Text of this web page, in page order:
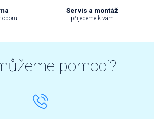
oboru
Servis a montáž
přijedeme k vám
pomoci?